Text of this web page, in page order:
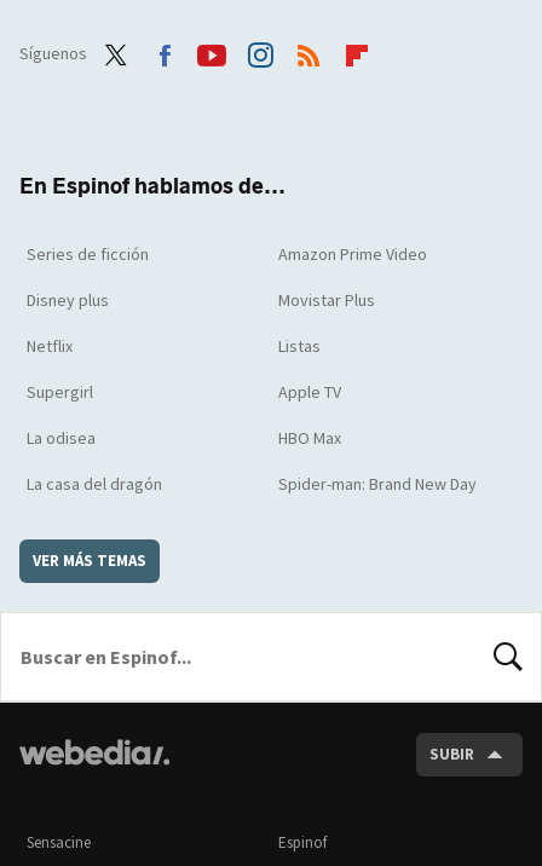
Síguenos
En Espinof hablamos de...
Series de ficción Amazon Prime Video
Disney plus Movistar Plus
Netflix Listas
Supergirl Apple TV
La odisea HBO Max
La casa del dragón Spider-man: Brand New Day
VER MÁS TEMAS
SUBIR
Sensacine Espinof